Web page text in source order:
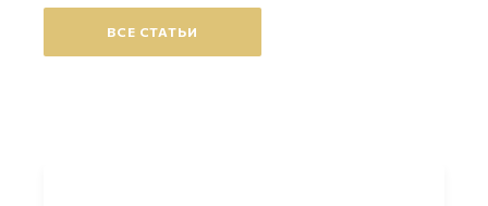
ВСЕ СТАТЬИ